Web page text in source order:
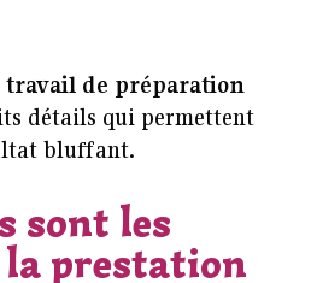
travail de préparation
détails qui permettent
bluffant.
sont les
la prestation